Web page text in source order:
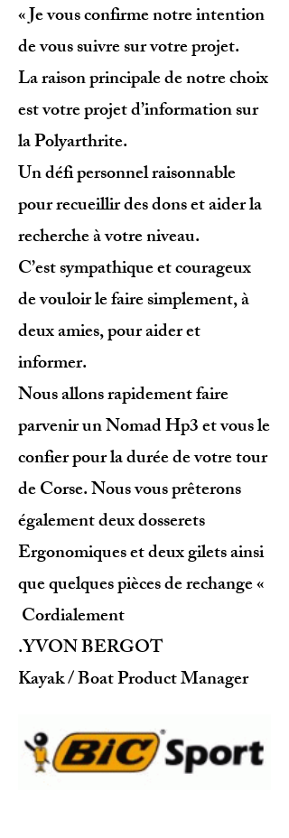
« Je vous confirme notre intention
de vous suivre sur votre projet.
La raison principale de notre choix
est votre projet d’information sur
la Polyarthrite.
Un défi personnel raisonnable
pour recueillir des dons et aider la
recherche à votre niveau.
C’est sympathique et courageux
de vouloir le faire simplement, à
deux amies, pour aider et
informer.
Nous allons rapidement faire
parvenir un Nomad Hp3 et vous le
confier pour la durée de votre tour
de Corse. Nous vous prêterons
également deux dosserets
Ergonomiques et deux gilets ainsi
que quelques pièces de rechange «
Cordialement
.YVON BERGOT
Kayak / Boat Product Manager